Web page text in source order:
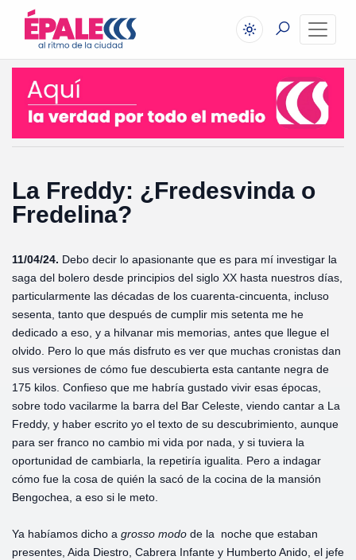
La Freddy: ¿Fredesvinda o
Fredelina?
11/04/24. Debo decir lo apasionante que es para mí investigar la
saga del bolero desde principios del siglo XX hasta nuestros días,
particularmente las décadas de los cuarenta-cincuenta, incluso
sesenta, tanto que después de cumplir mis setenta me he
dedicado a eso, y a hilvanar mis memorias, antes que llegue el
olvido. Pero lo que más disfruto es ver que muchas cronistas dan
sus versiones de cómo fue descubierta esta cantante negra de
175 kilos. Confieso que me habría gustado vivir esas épocas,
sobre todo vacilarme la barra del Bar Celeste, viendo cantar a La
Freddy, y haber escrito yo el texto de su descubrimiento, aunque
para ser franco no cambio mi vida por nada, y si tuviera la
oportunidad de cambiarla, la repetiría igualita. Pero a indagar
cómo fue la cosa de quién la sacó de la cocina de la mansión
Bengochea, a eso si le meto.
Ya habíamos dicho a grosso modo de la noche que estaban
presentes, Aida Diestro, Cabrera Infante y Humberto Anido, el jefe